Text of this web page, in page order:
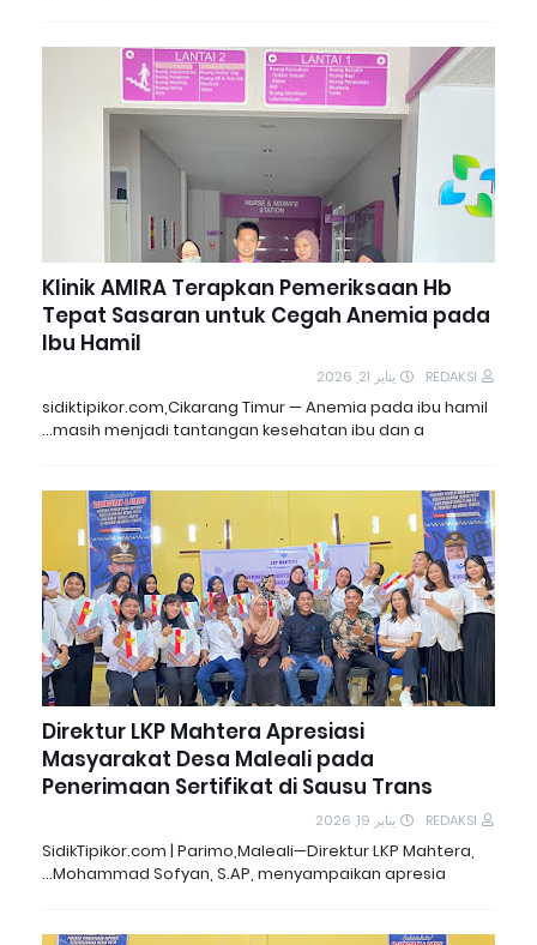
Klinik AMIRA Terapkan Pemeriksaan Hb
Tepat Sasaran untuk Cegah Anemia pada
Ibu Hamil
REDAKSI يناير 21, 2026
sidiktipikor.com,Cikarang Timur — Anemia pada ibu hamil
masih menjadi tantangan kesehatan ibu dan a…
Direktur LKP Mahtera Apresiasi
Masyarakat Desa Maleali pada
Penerimaan Sertifikat di Sausu Trans
REDAKSI يناير 19, 2026
SidikTipikor.com | Parimo,Maleali—Direktur LKP Mahtera,
Mohammad Sofyan, S.AP, menyampaikan apresia…